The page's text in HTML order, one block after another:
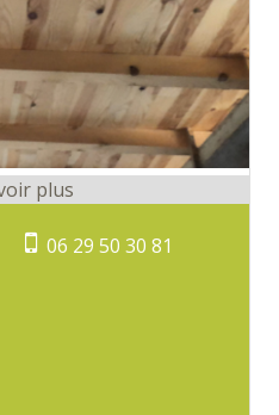
06 29 50 30 81